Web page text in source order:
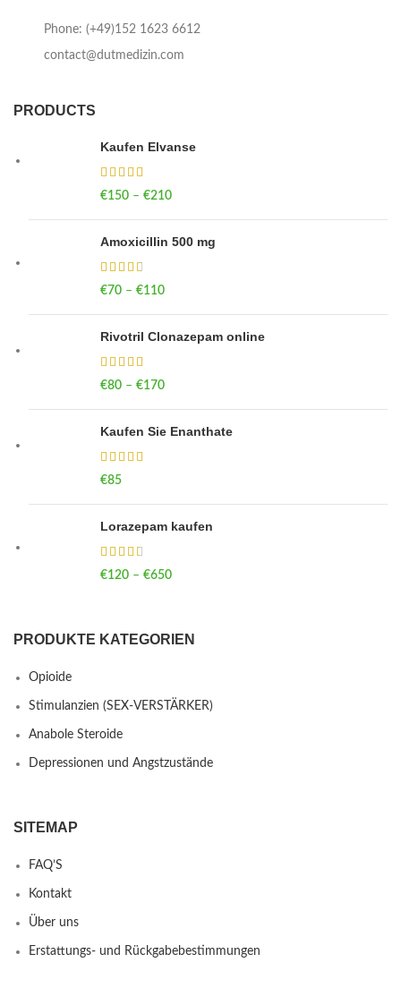
Phone: (+49)152 1623 6612
contact@dutmedizin.com
PRODUCTS
Kaufen Elvanse
€150 – €210
Amoxicillin 500 mg
€70 – €110
Rivotril Clonazepam online
€80 – €170
Kaufen Sie Enanthate
€85
Lorazepam kaufen
€120 – €650
PRODUKTE KATEGORIEN
Opioide
Stimulanzien (SEX-VERSTÄRKER)
Anabole Steroide
Depressionen und Angstzustände
SITEMAP
FAQ’S
Kontakt
Über uns
Erstattungs- und Rückgabebestimmungen